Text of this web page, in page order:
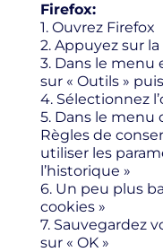
Firefox:
1. Ouvrez Firefox
2. Appuyez sur
3. Dans le menu
sur « Outils »
4. Sélectionnez
5. Dans le menu
Règles de
utiliser les
l’historique »
6. Un peu plus
cookies »
7. Sauvegardez
sur « OK »